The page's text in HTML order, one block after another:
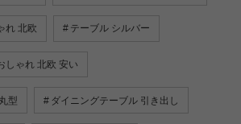
れ 北欧 テーブル シルバー
しゃれ 北欧 安い
型 ダイニングテーブル 引き出し